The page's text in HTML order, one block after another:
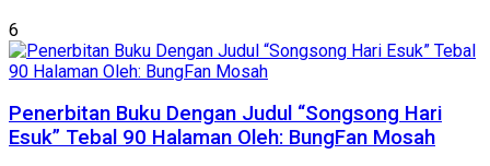
6
Penerbitan Buku Dengan Judul “Songsong Hari
Esuk” Tebal 90 Halaman Oleh: BungFan Mosah